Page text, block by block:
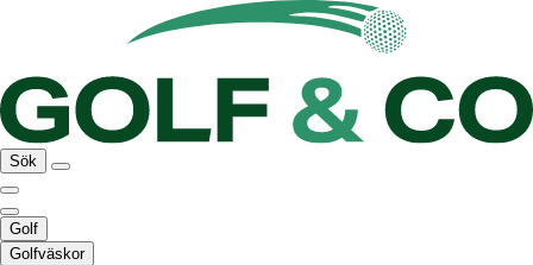
Sök
Golf
Golfväskor